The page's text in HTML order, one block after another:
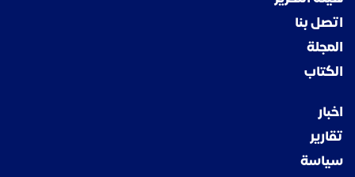
اتصل بنا
المجلة
الكتاب
اخبار
تقارير
سياسة